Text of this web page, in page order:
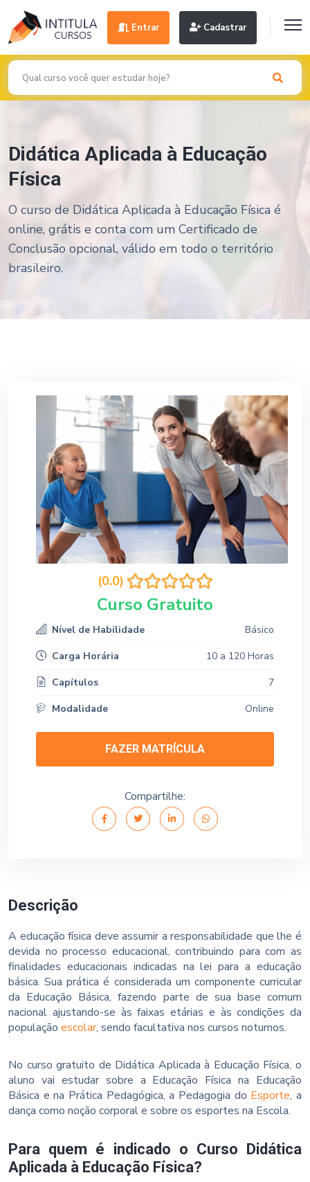
Entrar Cadastrar
Didática Aplicada à Educação
Física
O curso de Didática Aplicada à Educação Física é
online, grátis e conta com um Certificado de
Conclusão opcional, válido em todo o território
brasileiro.
Descrição
A educação física deve assumir a responsabilidade que lhe é
devida no processo educacional, contribuindo para com as
finalidades educacionais indicadas na lei para a educação
básica. Sua prática é considerada um componente curricular
da Educação Básica, fazendo parte de sua base comum
nacional ajustando-se às faixas etárias e às condições da
população escolar, sendo facultativa nos cursos noturnos.
No curso gratuito de Didática Aplicada à Educação Física, o
aluno vai estudar sobre a Educação Física na Educação
Básica e na Prática Pedagógica, a Pedagogia do Esporte, a
dança como noção corporal e sobre os esportes na Escola.
Para quem é indicado o Curso Didática
Aplicada à Educação Física?
(0.0)
Curso Gratuito
Nível de Habilidade
Básico
Carga Horária
10 a 120 Horas
Capítulos
7
Modalidade
Online
FAZER MATRÍCULA
Compartilhe: